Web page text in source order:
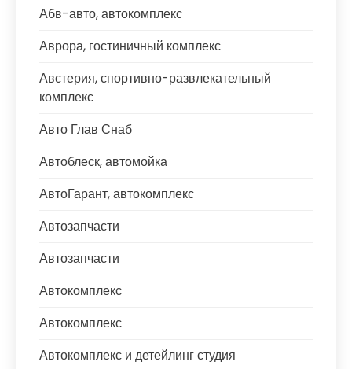
Абв-авто, автокомплекс
Аврора, гостиничный комплекс
Австерия, спортивно-развлекательный
комплекс
Авто Глав Снаб
Автоблеск, автомойка
АвтоГарант, автокомплекс
Автозапчасти
Автозапчасти
Автокомплекс
Автокомплекс
Автокомплекс и детейлинг студия